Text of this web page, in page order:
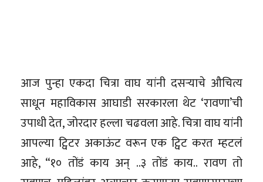
आज पुन्हा एकदा चित्रा वाघ यांनी दसऱ्याचे औचित्य
साधून महाविकास आघाडी सरकारला थेट ‘रावणा’ची
उपाधी देत, जोरदार हल्ला चढवला आहे. चित्रा वाघ यांनी
आपल्या ट्विटर अकाऊंट वरून एक ट्विट करत म्हटलं
आहे, “१० तोंडं काय अन् ..३ तोंडं काय.. रावण तो